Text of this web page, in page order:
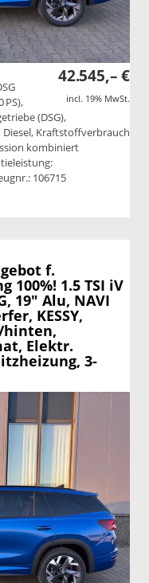
42.545,– €
incl. 19% MwSt.
PS),
(DSG),
Kraftstoffverbrauch
kombiniert
106715
f.
100%! 1.5 TSI iV
19" Alu, NAVI
KESSY,
hinten,
Elektr.
3-